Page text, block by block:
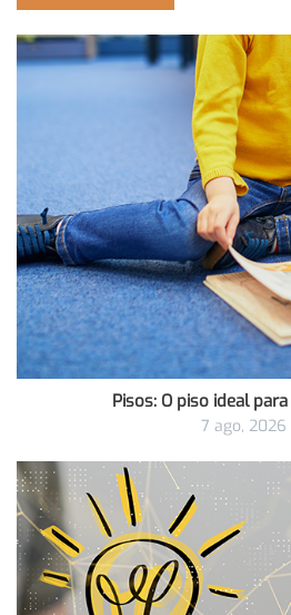
Pisos: O piso ideal
7 ago, 2026